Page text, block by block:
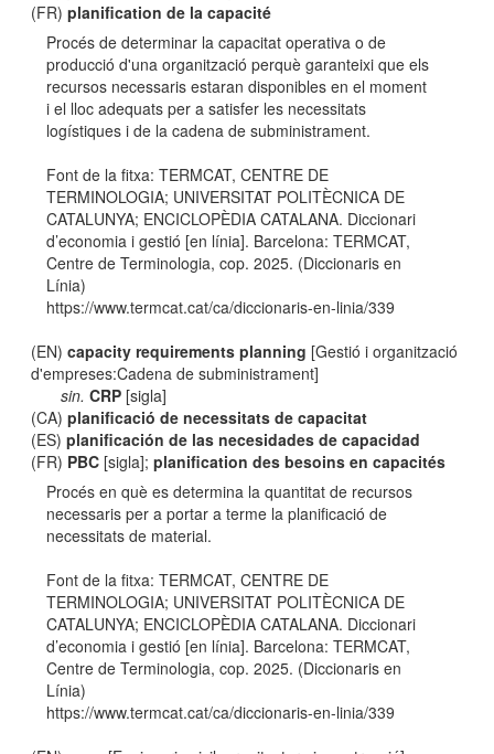
(FR)planification de la capacité
Procés de determinar la capacitat operativa o de
producció d'una organització perquè garanteixi que els
recursos necessaris estaran disponibles en el moment
i el lloc adequats per a satisfer les necessitats
logístiques i de la cadena de subministrament.
Font de la fitxa: TERMCAT, CENTRE DE
TERMINOLOGIA; UNIVERSITAT POLITÈCNICA DE
CATALUNYA; ENCICLOPÈDIA CATALANA. Diccionari
d’economia i gestió [en línia]. Barcelona: TERMCAT,
Centre de Terminologia, cop. 2025. (Diccionaris en
Línia)
https://www.termcat.cat/ca/diccionaris-en-linia/339
(EN)capacity requirements planning [Gestió i organització
d'empreses:Cadena de subministrament]
sin. CRP[sigla]
(CA)planificació de necessitats de capacitat
(ES)planificación de las necesidades de capacidad
(FR) PBC [sigla];planification des besoins en capacités
Procés en què es determina la quantitat de recursos
necessaris per a portar a terme la planificació de
necessitats de material.
Font de la fitxa: TERMCAT, CENTRE DE
TERMINOLOGIA; UNIVERSITAT POLITÈCNICA DE
CATALUNYA; ENCICLOPÈDIA CATALANA. Diccionari
d’economia i gestió [en línia]. Barcelona: TERMCAT,
Centre de Terminologia, cop. 2025. (Diccionaris en
Línia)
https://www.termcat.cat/ca/diccionaris-en-linia/339